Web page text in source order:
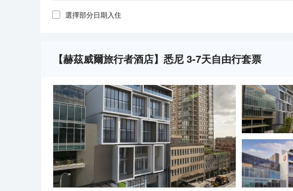
選擇部分日期入住
【赫茲威爾旅行者酒店】悉尼 3-7天自由行套票